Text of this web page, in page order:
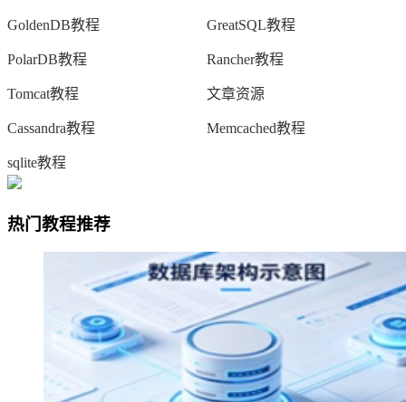
GoldenDB教程 GreatSQL教程
PolarDB教程 Rancher教程
Tomcat教程 文章资源
Cassandra教程 Memcached教程
sqlite教程
热门教程推荐